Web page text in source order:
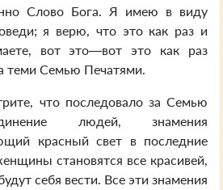
Слово Бога. Я имею в виду
я верю, что это как раз и
вот это—вот это как раз
теми Семью Печатями.
что последовало за Семью
людей, знамения
красный свет в последние
становятся все красивей,
себя вести. Все эти знамения